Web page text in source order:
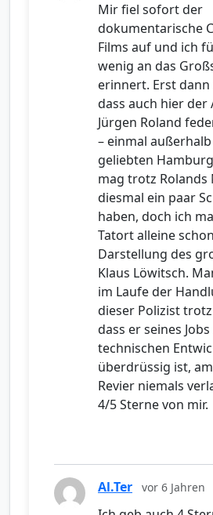
Mir fiel sofort der
dokumentarische
Films auf und ich
wenig an das
erinnert. Erst
dass auch hier der
Jürgen Roland
– einmal
geliebten
mag trotz
diesmal ein paar
haben, doch ich
Tatort alleine
Darstellung des
Klaus Löwitsch.
im Laufe der
dieser Polizist
dass er seines
technischen
überdrüssig ist, am
Revier niemals
4/5 Sterne von mir.
Al.Ter vor 6 Jahren